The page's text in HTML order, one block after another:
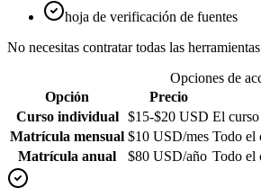
hoja de verificación de fuentes
No necesitas contratar todas las
Opciones de
Opción
Precio
Curso individual
$15-$20 USD El
Matrícula mensual $10 USD/mes Todo el
Matrícula anual
$80 USD/año Todo el